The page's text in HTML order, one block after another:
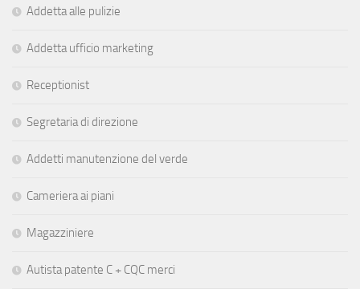
Addetta alle pulizie
Addetta ufficio marketing
Receptionist
Segretaria di direzione
Addetti manutenzione del verde
Cameriera ai piani
Magazziniere
Autista patente C + CQC merci